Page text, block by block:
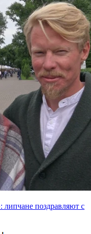
липчане поздравляют с